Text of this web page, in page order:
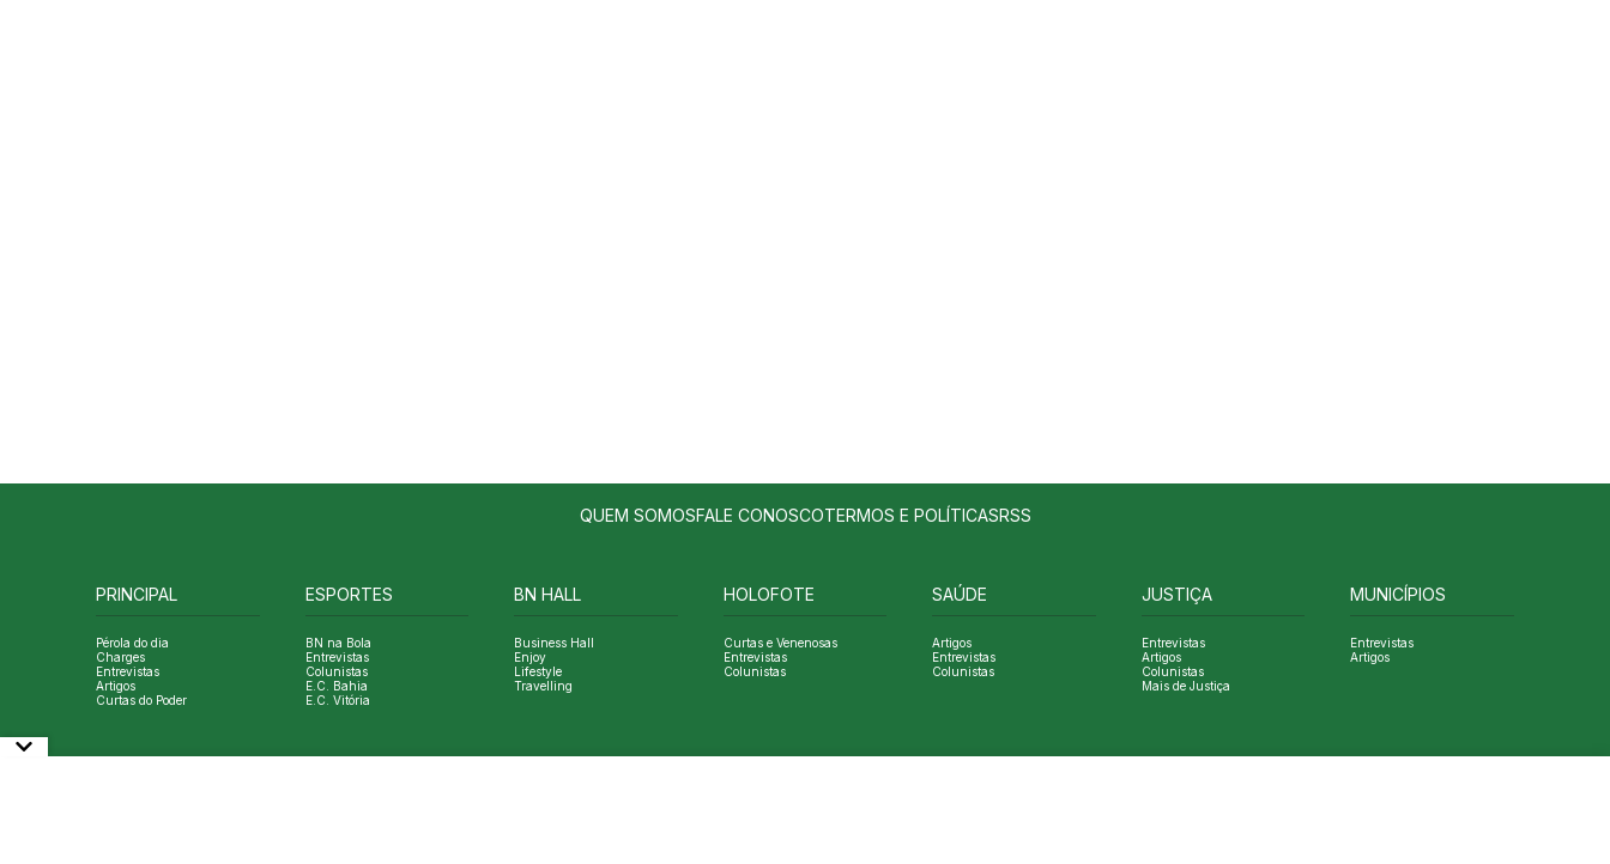
QUEM SOMOSFALE CONOSCOTERMOS E POLÍTICASRSS
PRINCIPAL
Pérola do dia
Charges
Entrevistas
Artigos
Curtas do Poder
ESPORTES
BN na Bola
Entrevistas
Colunistas
E.C. Bahia
E.C. Vitória
BN HALL
Business Hall
Enjoy
Lifestyle
Travelling
HOLOFOTE
Curtas e Venenosas
Entrevistas
Colunistas
SAÚDE
Artigos
Entrevistas
Colunistas
JUSTIÇA
Entrevistas
Artigos
Colunistas
Mais de Justiça
MUNICÍPIOS
Entrevistas
Artigos